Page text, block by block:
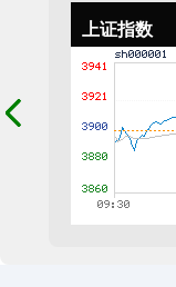
上证指数